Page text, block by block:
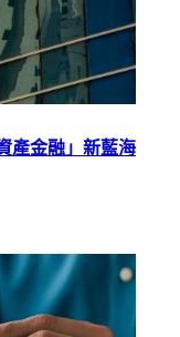
產金融」新藍海